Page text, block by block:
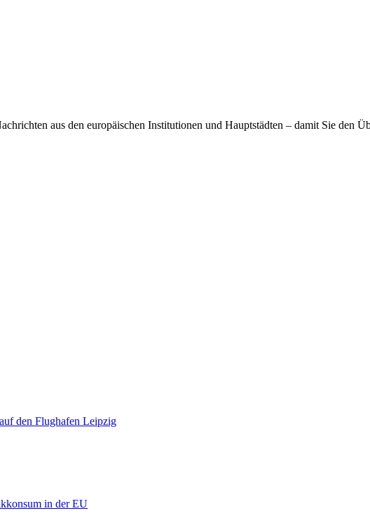
aus den europäischen Institutionen und Hauptstädten – damit Sie den
den Flughafen Leipzig
in der EU